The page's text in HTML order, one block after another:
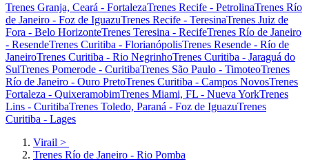
Trenes Granja, Ceará - FortalezaTrenes Recife - PetrolinaTrenes Río
de Janeiro - Foz de IguazuTrenes Recife - TeresinaTrenes Juiz de
Fora - Belo HorizonteTrenes Teresina - RecifeTrenes Río de Janeiro
- ResendeTrenes Curitiba - FlorianópolisTrenes Resende - Río de
JaneiroTrenes Curitiba - Rio NegrinhoTrenes Curitiba - Jaraguá do
SulTrenes Pomerode - CuritibaTrenes São Paulo - TimoteoTrenes
Río de Janeiro - Ouro PretoTrenes Curitiba - Campos NovosTrenes
Fortaleza - QuixeramobimTrenes Miami, FL - Nueva YorkTrenes
Lins - CuritibaTrenes Toledo, Paraná - Foz de IguazuTrenes
Curitiba - Lages
Virail >
Trenes Río de Janeiro - Rio Pomba